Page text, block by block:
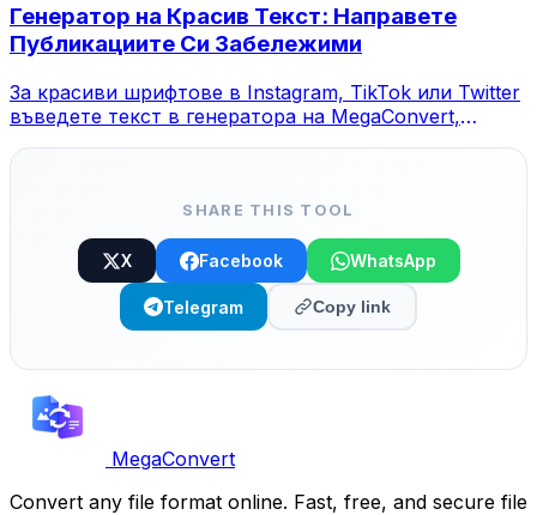
Генератор на Красив Текст: Направете
Публикациите Си Забележими
За красиви шрифтове в Instagram, TikTok или Twitter
въведете текст в генератора на MegaConvert,
SHARE THIS TOOL
X Facebook WhatsApp
Telegram Copy link
MegaConvert
Convert any file format online. Fast, free, and secure file